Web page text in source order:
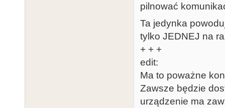
pilnować
Ta jedynka
tylko JEDNEJ na
+ + +
edit:
Ma to poważne
Zawsze będzie
urządzenie ma